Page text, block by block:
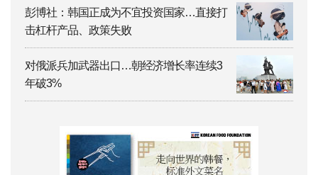
彭博社：韩国正成为不宜投资国家…直接打
击杠杆产品、政策失败
对俄派兵加武器出口…朝经济增长率连续3
年破3%